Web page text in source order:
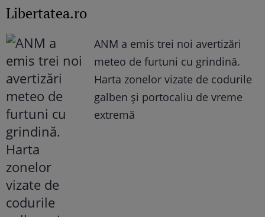
Libertatea.ro
ANM a emis trei noi avertizări
meteo de furtuni cu grindină.
Harta zonelor vizate de codurile
galben și portocaliu de vreme
extremă